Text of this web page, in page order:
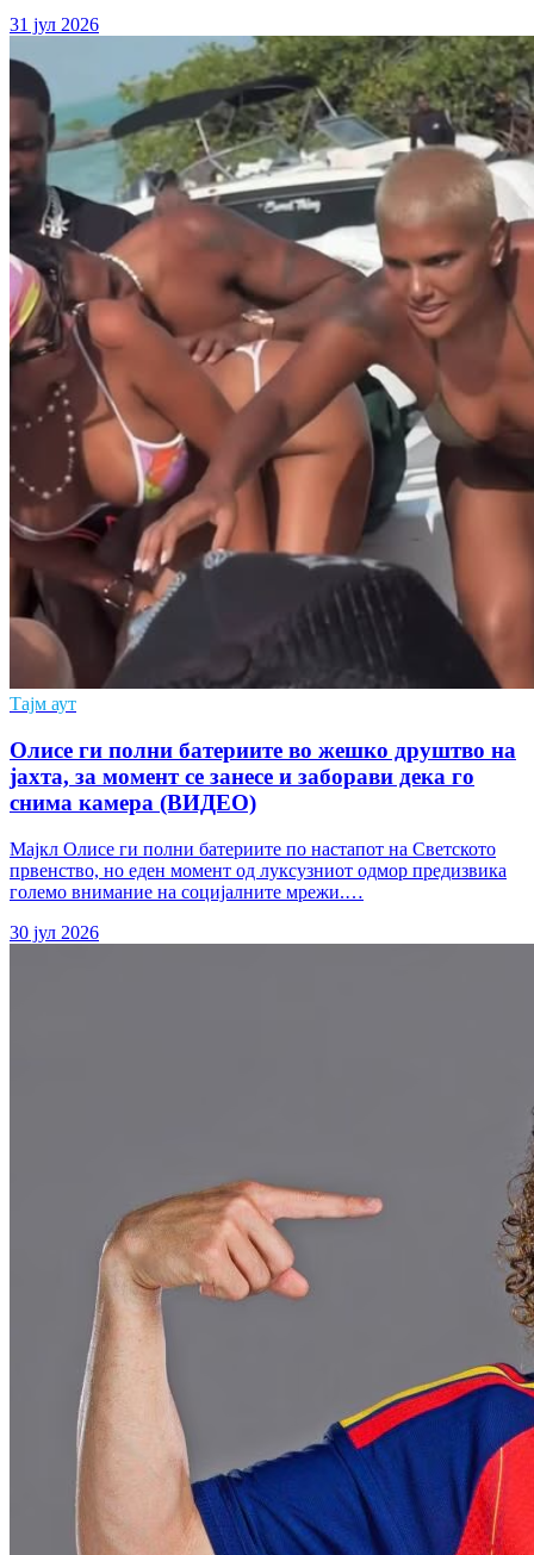
31 јул 2026
Тајм аут
Олисе ги полни батериите во жешко друштво на
јахта, за момент се занесе и заборави дека го
снима камера (ВИДЕО)
Мајкл Олисе ги полни батериите по настапот на Светското
првенство, но еден момент од луксузниот одмор предизвика
големо внимание на социјалните мрежи.…
30 јул 2026